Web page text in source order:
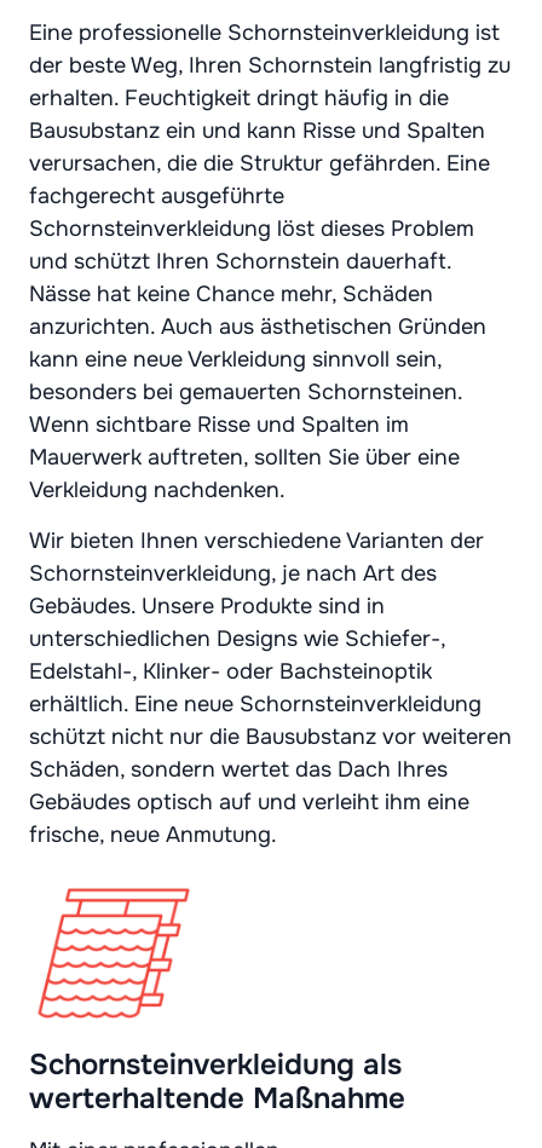
Eine professionelle Schornsteinverkleidung ist
der beste Weg, Ihren Schornstein langfristig zu
erhalten. Feuchtigkeit dringt häufig in die
Bausubstanz ein und kann Risse und Spalten
verursachen, die die Struktur gefährden. Eine
fachgerecht ausgeführte
Schornsteinverkleidung löst dieses Problem
und schützt Ihren Schornstein dauerhaft.
Nässe hat keine Chance mehr, Schäden
anzurichten. Auch aus ästhetischen Gründen
kann eine neue Verkleidung sinnvoll sein,
besonders bei gemauerten Schornsteinen.
Wenn sichtbare Risse und Spalten im
Mauerwerk auftreten, sollten Sie über eine
Verkleidung nachdenken.
Wir bieten Ihnen verschiedene Varianten der
Schornsteinverkleidung, je nach Art des
Gebäudes. Unsere Produkte sind in
unterschiedlichen Designs wie Schiefer-,
Edelstahl-, Klinker- oder Bachsteinoptik
erhältlich. Eine neue Schornsteinverkleidung
schützt nicht nur die Bausubstanz vor weiteren
Schäden, sondern wertet das Dach Ihres
Gebäudes optisch auf und verleiht ihm eine
frische, neue Anmutung.
Schornsteinverkleidung als
werterhaltende Maßnahme